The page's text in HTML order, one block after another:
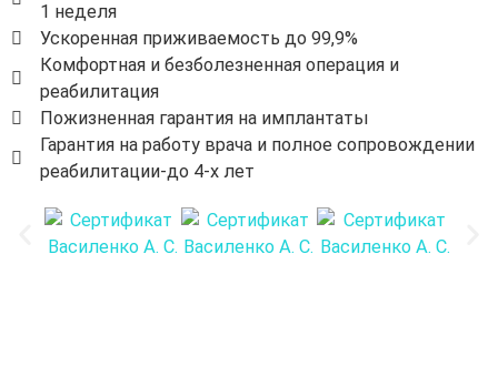
1 неделя
Ускоренная приживаемость до 99,9%
Комфортная и безболезненная операция и
реабилитация
Пожизненная гарантия на имплантаты
Гарантия на работу врача и полное сопровождении
реабилитации-до 4-х лет